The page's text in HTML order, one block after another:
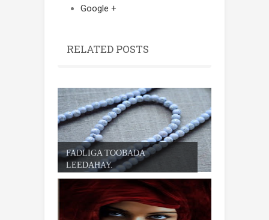
Google +
RELATED POSTS
FADLIGA TOOBADA
LEEDAHAY.